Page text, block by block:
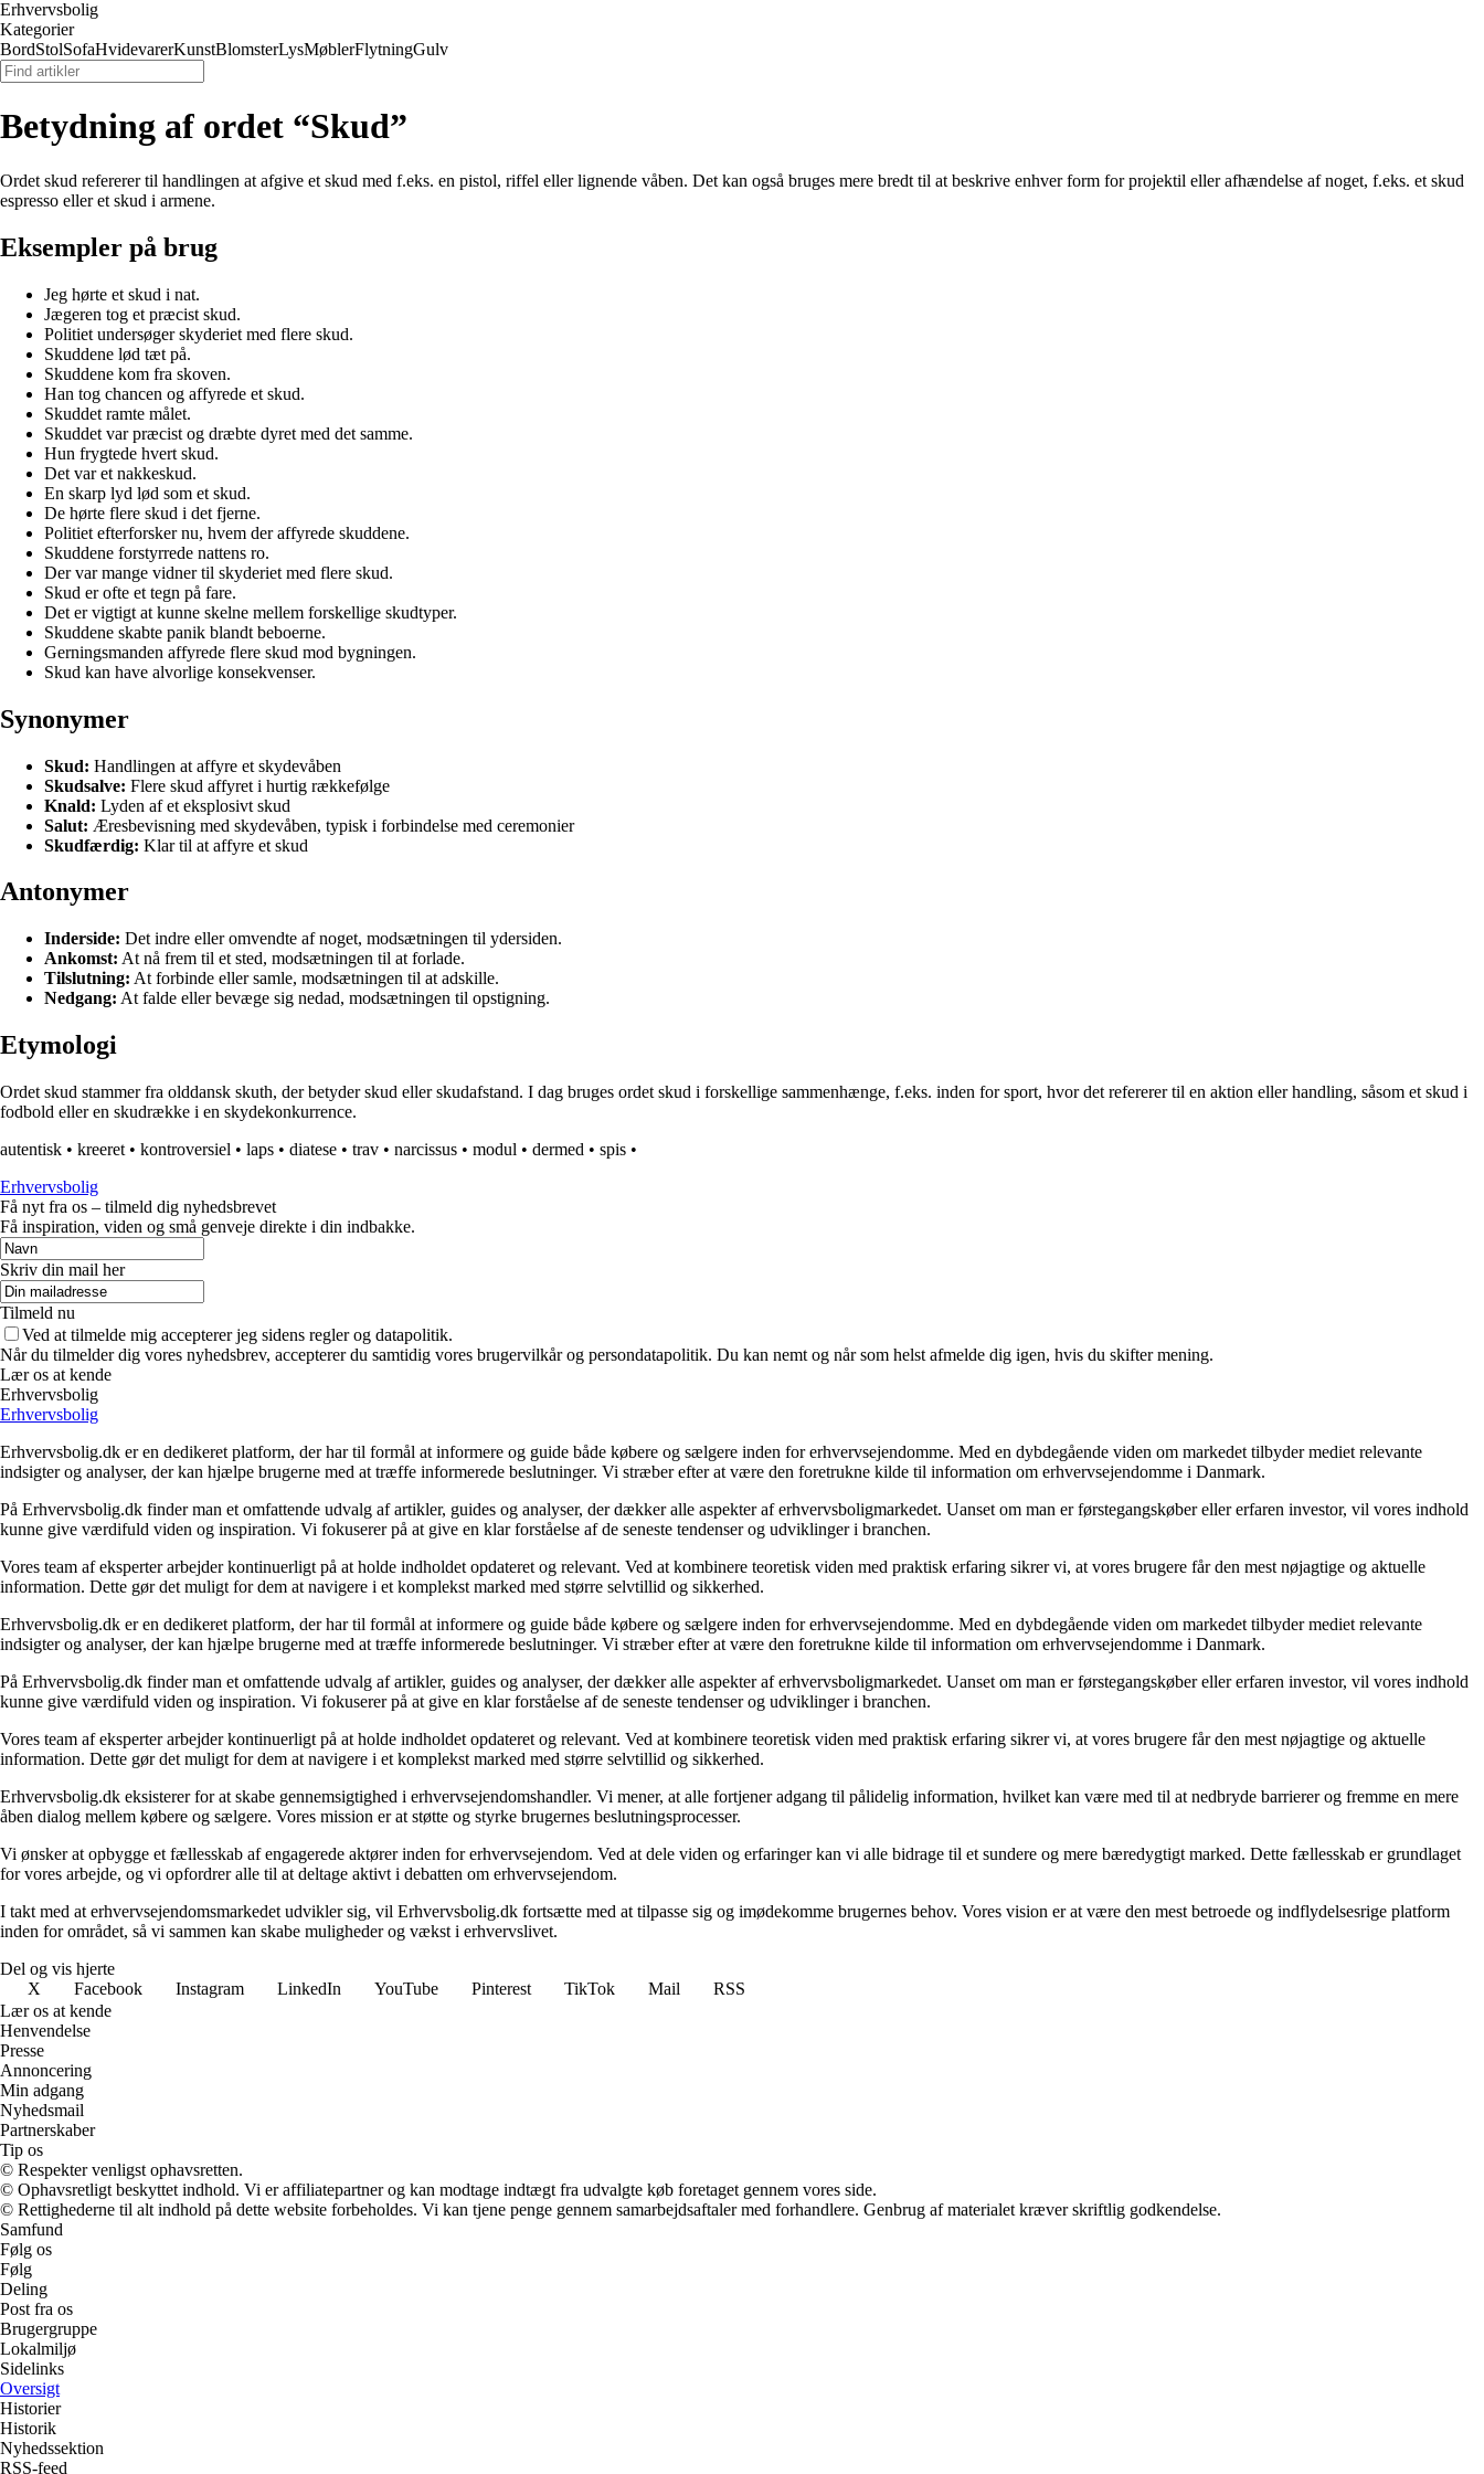
Erhvervsbolig
Kategorier
BordStolSofaHvidevarerKunstBlomsterLysMøblerFlytningGulv
Betydning af ordet “Skud”
Ordet skud refererer til handlingen at afgive et skud med f.eks. en pistol, riffel eller lignende våben. Det kan også bruges mere bredt til at beskrive enhver form for projektil eller afhændelse af noget, f.eks. et skud
espresso eller et skud i armene.
Eksempler på brug
Jeg hørte et skud i nat.
Jægeren tog et præcist skud.
Politiet undersøger skyderiet med flere skud.
Skuddene lød tæt på.
Skuddene kom fra skoven.
Han tog chancen og affyrede et skud.
Skuddet ramte målet.
Skuddet var præcist og dræbte dyret med det samme.
Hun frygtede hvert skud.
Det var et nakkeskud.
En skarp lyd lød som et skud.
De hørte flere skud i det fjerne.
Politiet efterforsker nu, hvem der affyrede skuddene.
Skuddene forstyrrede nattens ro.
Der var mange vidner til skyderiet med flere skud.
Skud er ofte et tegn på fare.
Det er vigtigt at kunne skelne mellem forskellige skudtyper.
Skuddene skabte panik blandt beboerne.
Gerningsmanden affyrede flere skud mod bygningen.
Skud kan have alvorlige konsekvenser.
Synonymer
Skud: Handlingen at affyre et skydevåben
Skudsalve: Flere skud affyret i hurtig rækkefølge
Knald: Lyden af et eksplosivt skud
Salut: Æresbevisning med skydevåben, typisk i forbindelse med ceremonier
Skudfærdig: Klar til at affyre et skud
Antonymer
Inderside: Det indre eller omvendte af noget, modsætningen til ydersiden.
Ankomst: At nå frem til et sted, modsætningen til at forlade.
Tilslutning: At forbinde eller samle, modsætningen til at adskille.
Nedgang: At falde eller bevæge sig nedad, modsætningen til opstigning.
Etymologi
Ordet skud stammer fra olddansk skuth, der betyder skud eller skudafstand. I dag bruges ordet skud i forskellige sammenhænge, f.eks. inden for sport, hvor det refererer til en aktion eller handling, såsom et skud i
fodbold eller en skudrække i en skydekonkurrence.
autentisk • kreeret • kontroversiel • laps • diatese • trav • narcissus • modul • dermed • spis •
Erhvervsbolig
Få nyt fra os – tilmeld dig nyhedsbrevet
Få inspiration, viden og små genveje direkte i din indbakke.
Skriv din mail her
Tilmeld nu
Ved at tilmelde mig accepterer jeg sidens regler og datapolitik.
Når du tilmelder dig vores nyhedsbrev, accepterer du samtidig vores brugervilkår og persondatapolitik. Du kan nemt og når som helst afmelde dig igen, hvis du skifter mening.
Lær os at kende
Erhvervsbolig
Erhvervsbolig
Erhvervsbolig.dk er en dedikeret platform, der har til formål at informere og guide både købere og sælgere inden for erhvervsejendomme. Med en dybdegående viden om markedet tilbyder mediet relevante
indsigter og analyser, der kan hjælpe brugerne med at træffe informerede beslutninger. Vi stræber efter at være den foretrukne kilde til information om erhvervsejendomme i Danmark.
På Erhvervsbolig.dk finder man et omfattende udvalg af artikler, guides og analyser, der dækker alle aspekter af erhvervsboligmarkedet. Uanset om man er førstegangskøber eller erfaren investor, vil vores indhold
kunne give værdifuld viden og inspiration. Vi fokuserer på at give en klar forståelse af de seneste tendenser og udviklinger i branchen.
Vores team af eksperter arbejder kontinuerligt på at holde indholdet opdateret og relevant. Ved at kombinere teoretisk viden med praktisk erfaring sikrer vi, at vores brugere får den mest nøjagtige og aktuelle
information. Dette gør det muligt for dem at navigere i et komplekst marked med større selvtillid og sikkerhed.
Erhvervsbolig.dk er en dedikeret platform, der har til formål at informere og guide både købere og sælgere inden for erhvervsejendomme. Med en dybdegående viden om markedet tilbyder mediet relevante
indsigter og analyser, der kan hjælpe brugerne med at træffe informerede beslutninger. Vi stræber efter at være den foretrukne kilde til information om erhvervsejendomme i Danmark.
På Erhvervsbolig.dk finder man et omfattende udvalg af artikler, guides og analyser, der dækker alle aspekter af erhvervsboligmarkedet. Uanset om man er førstegangskøber eller erfaren investor, vil vores indhold
kunne give værdifuld viden og inspiration. Vi fokuserer på at give en klar forståelse af de seneste tendenser og udviklinger i branchen.
Vores team af eksperter arbejder kontinuerligt på at holde indholdet opdateret og relevant. Ved at kombinere teoretisk viden med praktisk erfaring sikrer vi, at vores brugere får den mest nøjagtige og aktuelle
information. Dette gør det muligt for dem at navigere i et komplekst marked med større selvtillid og sikkerhed.
Erhvervsbolig.dk eksisterer for at skabe gennemsigtighed i erhvervsejendomshandler. Vi mener, at alle fortjener adgang til pålidelig information, hvilket kan være med til at nedbryde barrierer og fremme en mere
åben dialog mellem købere og sælgere. Vores mission er at støtte og styrke brugernes beslutningsprocesser.
Vi ønsker at opbygge et fællesskab af engagerede aktører inden for erhvervsejendom. Ved at dele viden og erfaringer kan vi alle bidrage til et sundere og mere bæredygtigt marked. Dette fællesskab er grundlaget
for vores arbejde, og vi opfordrer alle til at deltage aktivt i debatten om erhvervsejendom.
I takt med at erhvervsejendomsmarkedet udvikler sig, vil Erhvervsbolig.dk fortsætte med at tilpasse sig og imødekomme brugernes behov. Vores vision er at være den mest betroede og indflydelsesrige platform
inden for området, så vi sammen kan skabe muligheder og vækst i erhvervslivet.
Del og vis hjerte
X
Facebook Instagram LinkedIn YouTube Pinterest TikTok Mail
RSS
Lær os at kende
Henvendelse
Presse
Annoncering
Min adgang
Nyhedsmail
Partnerskaber
Tip os
© Respekter venligst ophavsretten.
© Ophavsretligt beskyttet indhold. Vi er affiliatepartner og kan modtage indtægt fra udvalgte køb foretaget gennem vores side.
© Rettighederne til alt indhold på dette website forbeholdes. Vi kan tjene penge gennem samarbejdsaftaler med forhandlere. Genbrug af materialet kræver skriftlig godkendelse.
Samfund
Følg os
Følg
Deling
Post fra os
Brugergruppe
Lokalmiljø
Sidelinks
Oversigt
Historier
Historik
Nyhedssektion
RSS-feed